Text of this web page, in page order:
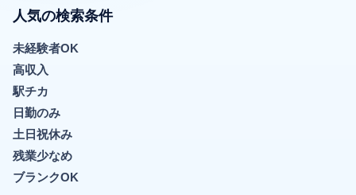
人気の検索条件
未経験者OK
高収入
駅チカ
日勤のみ
土日祝休み
残業少なめ
ブランクOK